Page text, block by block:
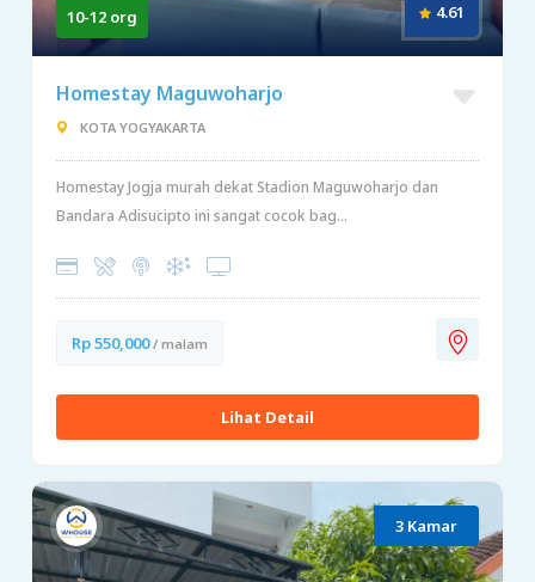
10-12 org 4.61
Homestay Maguwoharjo
KOTA YOGYAKARTA
Homestay Jogja murah dekat Stadion Maguwoharjo dan
Bandara Adisucipto ini sangat cocok bag...
Rp 550,000/ malam
Lihat Detail
3 Kamar